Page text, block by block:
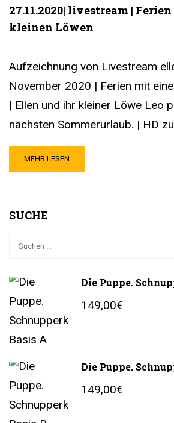
27.11.2020| livestream |
kleinen Löwen
Aufzeichnung von Livestream
November 2020 | Ferien mit
| Ellen und ihr kleiner Löwe Leo
nächsten Sommerurlaub. | HD
MEHR LESEN
SUCHE
Die Puppe.
149,00€
Die Puppe.
149,00€